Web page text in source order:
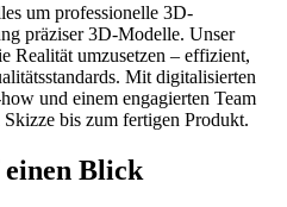
um professionelle 3D-
präziser 3D-Modelle. Unser
Realität umzusetzen – effizient,
Mit digitalisierten
und einem engagierten Team
bis zum fertigen Produkt.
einen Blick